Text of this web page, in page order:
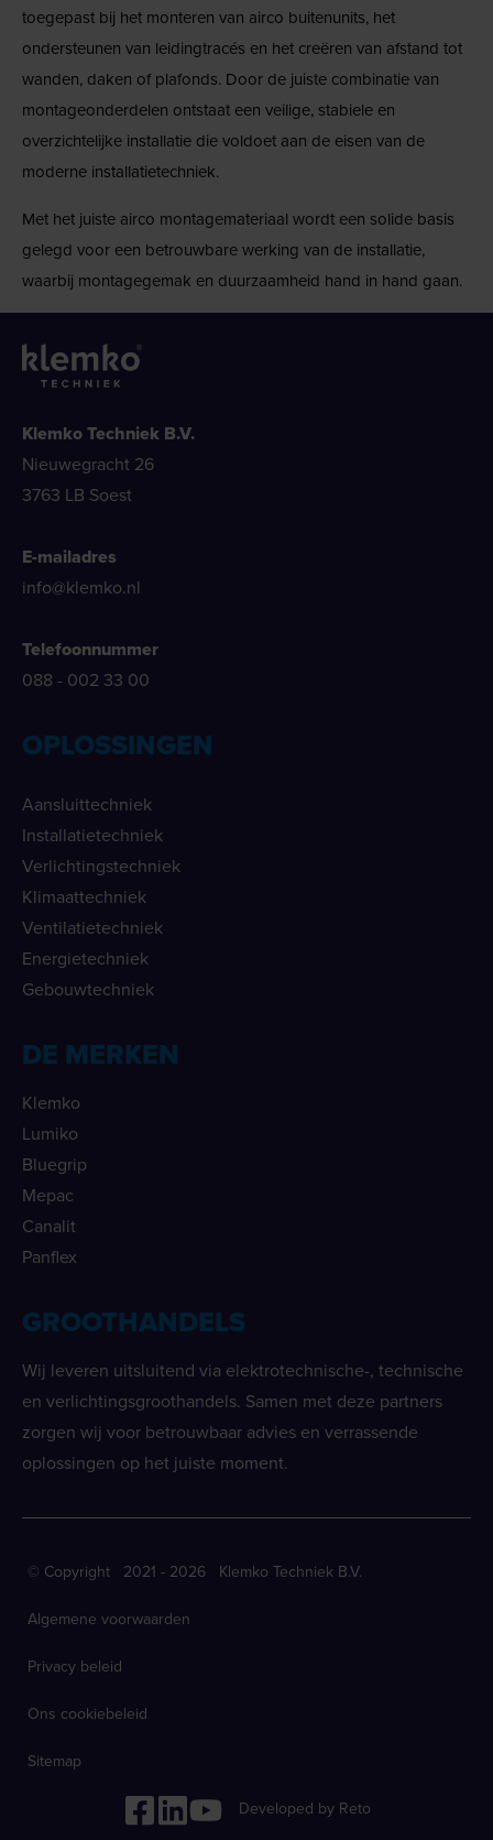
toegepast bij het monteren van airco buitenunits, het
ondersteunen van leidingtracés en het creëren van afstand tot
wanden, daken of plafonds. Door de juiste combinatie van
montageonderdelen ontstaat een veilige, stabiele en
overzichtelijke installatie die voldoet aan de eisen van de
moderne installatietechniek.
Met het juiste airco montagemateriaal wordt een solide basis
gelegd voor een betrouwbare werking van de installatie,
waarbij montagegemak en duurzaamheid hand in hand gaan.
Klemko Techniek B.V.
Nieuwegracht 26
3763 LB Soest
E-mailadres
info@klemko.nl
Telefoonnummer
088 - 002 33 00
OPLOSSINGEN
Aansluittechniek
Installatietechniek
Verlichtingstechniek
Klimaattechniek
Ventilatietechniek
Energietechniek
Gebouwtechniek
DE MERKEN
Klemko
Lumiko
Bluegrip
Mepac
Canalit
Panflex
GROOTHANDELS
Wij leveren uitsluitend via elektrotechnische-, technische
en verlichtingsgroothandels. Samen met deze partners
zorgen wij voor betrouwbaar advies en verrassende
oplossingen op het juiste moment.
© Copyright 2021 - 2026 Klemko Techniek B.V.
Algemene voorwaarden
Privacy beleid
Ons cookiebeleid
Sitemap
Developed by Reto